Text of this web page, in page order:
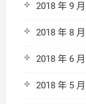
2018 年 9 月
2018 年 8 月
2018 年 6 月
2018 年 5 月